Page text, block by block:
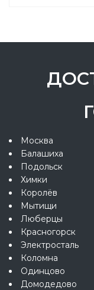
Москва
Балашиха
Подольск
Химки
Королёв
Мытищи
Люберцы
Красногорск
Электросталь
Коломна
Одинцово
Домодедово